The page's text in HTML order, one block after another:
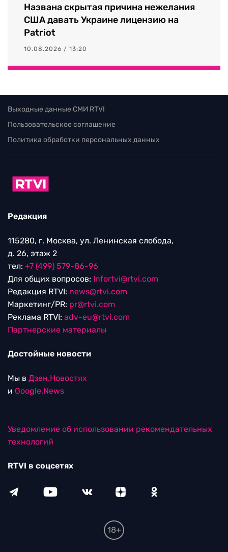
Названа скрытая причина нежелания
США давать Украине лицензию на
Patriot
10.08.2026 / 13:20
Выходные данные СМИ RTVI
Пользовательское соглашение
Политика обработки персональных данных
Редакция
115280, г. Москва, ул. Ленинская слобода,
д. 26, этаж 2
тел: +7 (499) 579-86-96
Для общих вопросов: Infortvi@rtvi.com
Редакция RTVI: news@rtvi.com
Маркетинг/PR: pr@rtvi.com
Реклама RTVI: adv-eu@rtvi.com
Партнерские материалы
Достойные новости
Мы в Дзен.Новостях
и Google.News
Уведомление об использовании рекомендательных
технологий
RTVI в соцсетях
18+